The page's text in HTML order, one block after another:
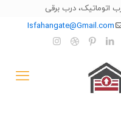
اتوماتیک، درب برقی
Isfahangate@Gmail.com